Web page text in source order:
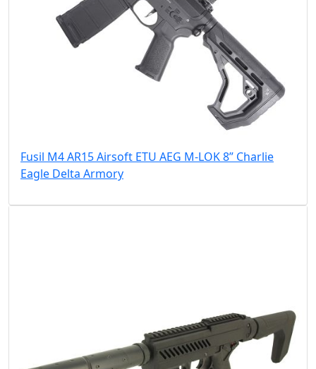
Fusil M4 AR15 Airsoft ETU AEG M-LOK 8” Charlie
Eagle Delta Armory